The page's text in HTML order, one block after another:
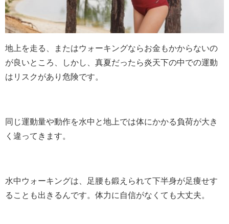
地上を走る、またはウォーキングならお金もかからないの
が良いところ、しかし、真夏だったら炎天下の中での運動
はリスクがあり危険です。
同じ運動量や動作を水中と地上では体にかかる負荷が大き
く違ってきます。
水中ウォーキングは、足腰も鍛えられて下半身が足痩せす
ることも出きるんです。体力に自信がなくても大丈夫。